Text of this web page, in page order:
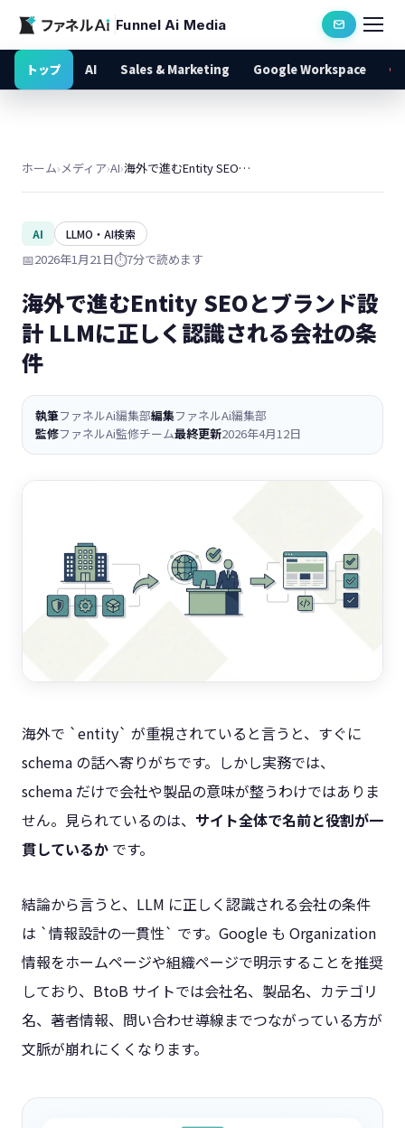
Funnel Ai Media
トップ AI Sales & Marketing Google Workspace
ホーム›メディア›AI› 海外で進むEntity SEOとブランド設計 LLMに正しく認識される会社の条件
AI LLMO・AI検索
📅2026年1月21日⏱️7分で読めます
海外で進むEntity SEOとブランド設
計 LLMに正しく認識される会社の条
件
執筆ファネルAi編集部編集ファネルAi編集部
監修ファネルAi監修チーム最終更新2026年4月12日
海外で `entity` が重視されていると言うと、すぐに
schema の話へ寄りがちです。しかし実務では、
schema だけで会社や製品の意味が整うわけではありま
せん。見られているのは、 サイト全体で名前と役割が一
貫しているか です。
結論から言うと、LLM に正しく認識される会社の条件
は `情報設計の一貫性` です。Google も Organization
情報をホームページや組織ページで明示することを推奨
しており、BtoB サイトでは会社名、製品名、カテゴリ
名、著者情報、問い合わせ導線までつながっている方が
文脈が崩れにくくなります。